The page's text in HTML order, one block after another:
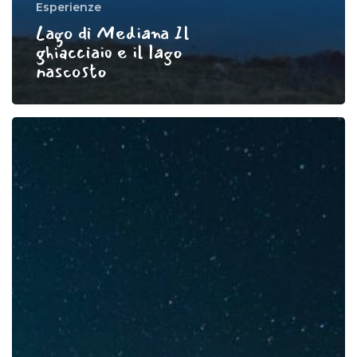
Esperienze
Lago di Mediana Il
ghiacciaio e il lago
nascosto